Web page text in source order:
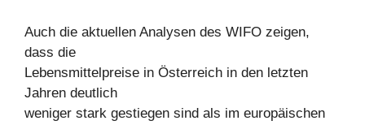
Auch die aktuellen Analysen des WIFO zeigen,
dass die
Lebensmittelpreise in Österreich in den letzten
Jahren deutlich
weniger stark gestiegen sind als im europäischen